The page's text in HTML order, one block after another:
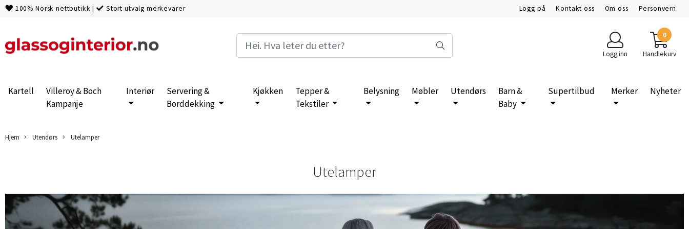
100% Norsk nettbutikk | Stort utvalg merkevarer Logg på Kontakt oss Om oss Personvern
Logg inn
0
Handlekurv
Kartell
Villeroy & Boch
Kampanje
Interiør
Servering &
Borddekking
Kjøkken
Tepper &
Tekstiler
Belysning Møbler Utendørs
Barn &
Baby
Supertilbud Merker Nyheter
Hjem Utendørs Utelamper
Utelamper